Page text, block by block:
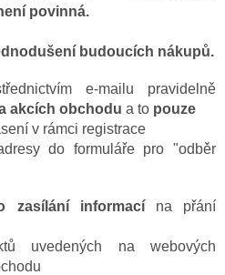
povinná.
budoucích nákupů.
e-mailu pravidelně
akcích obchodu a to pouze
v rámci registrace
do formuláře pro "odběr
zasílání informací na přání
uvedených na webových